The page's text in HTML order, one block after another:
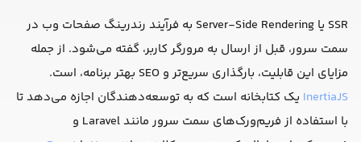
SSR یا Server-Side Rendering به فرآیند رندرینگ صفحات وب در
سمت سرور، قبل از ارسال به مرورگر کاربر، گفته می‌شود. از جمله
مزایای این قابلیت، بارگذاری سریع‌تر و SEO بهتر برنامه، است.
InertiaJS یک کتابخانه است که به توسعه‌دهندگان اجازه می‌دهد تا
با استفاده از فریم‌ورک‌های سمت سرور مانند Laravel و